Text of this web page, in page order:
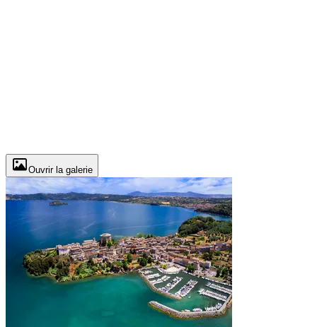
Ouvrir la galerie